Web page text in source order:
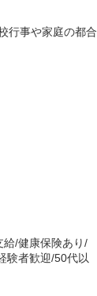
行事や家庭の都合
給/健康保険あり/
験者歓迎/50代以